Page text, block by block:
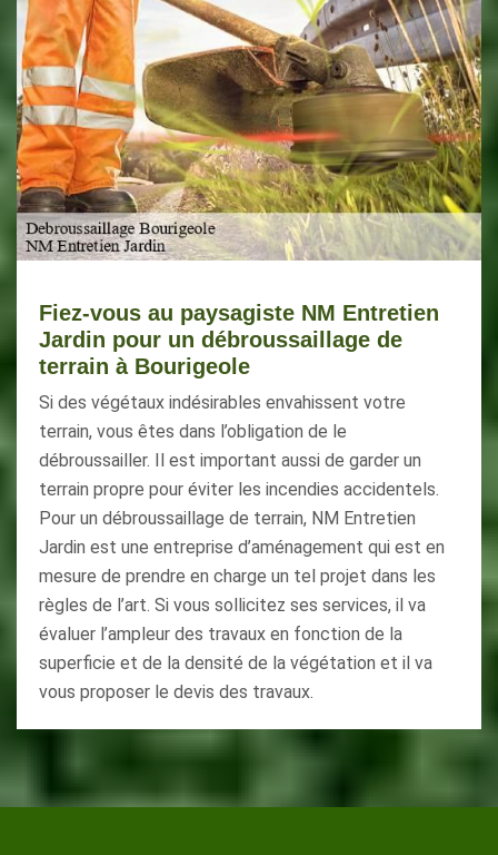
Fiez-vous au paysagiste NM Entretien
Jardin pour un débroussaillage de
terrain à Bourigeole
Si des végétaux indésirables envahissent votre
terrain, vous êtes dans l’obligation de le
débroussailler. Il est important aussi de garder un
terrain propre pour éviter les incendies accidentels.
Pour un débroussaillage de terrain, NM Entretien
Jardin est une entreprise d’aménagement qui est en
mesure de prendre en charge un tel projet dans les
règles de l’art. Si vous sollicitez ses services, il va
évaluer l’ampleur des travaux en fonction de la
superficie et de la densité de la végétation et il va
vous proposer le devis des travaux.